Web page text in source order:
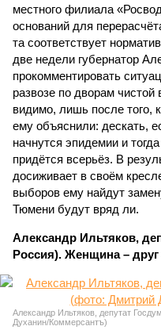
местного филиала
оснований для
та соответствует
две недели губернатор
прокомментировать
развозе по дворам
видимо, лишь после того,
ему объяснили: дескать,
начнутся эпидемии и
придётся всерьёз. В
досиживает в своём
выборов ему найдут
Тюмени будут вряд ли.
Александр Ильтяков,
Россия). Женщина – друг
Александр Ильтяков, депутат
Духанин/Коммерсантъ)